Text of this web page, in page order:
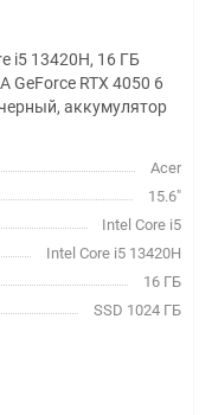
i5 13420H, 16 ГБ
GeForce RTX 4050 6
аккумулятор
Acer
15.6"
Intel Core i5
Intel Core i5 13420H
16 ГБ
SSD 1024 ГБ